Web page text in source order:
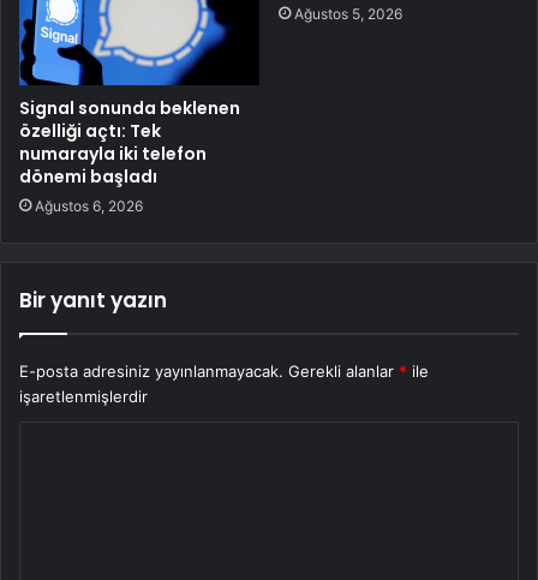
Signal sonunda beklenen
özelliği açtı: Tek
numarayla iki telefon
dönemi başladı
Ağustos 6, 2026
Ağustos 5, 2026
Bir yanıt yazın
E-posta adresiniz yayınlanmayacak. Gerekli alanlar * ile
işaretlenmişlerdir